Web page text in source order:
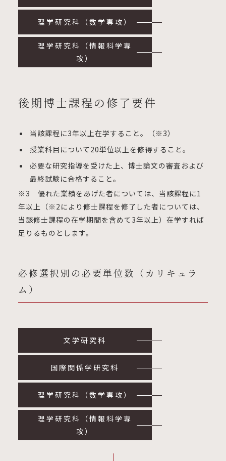
理学研究科（数学専攻）
理学研究科（情報科学専
攻）
後期博士課程の修了要件
当該課程に3年以上在学すること。（※3）
授業科目について20単位以上を修得すること。
必要な研究指導を受けた上、博士論文の審査および
最終試験に合格すること。
※3 優れた業績をあげた者については、当該課程に1
年以上（※2により修士課程を修了した者については、
当該修士課程の在学期間を含めて3年以上）在学すれば
足りるものとします。
必修選択別の必要単位数（カリキュラ
ム）
文学研究科
国際関係学研究科
理学研究科（数学専攻）
理学研究科（情報科学専
攻）